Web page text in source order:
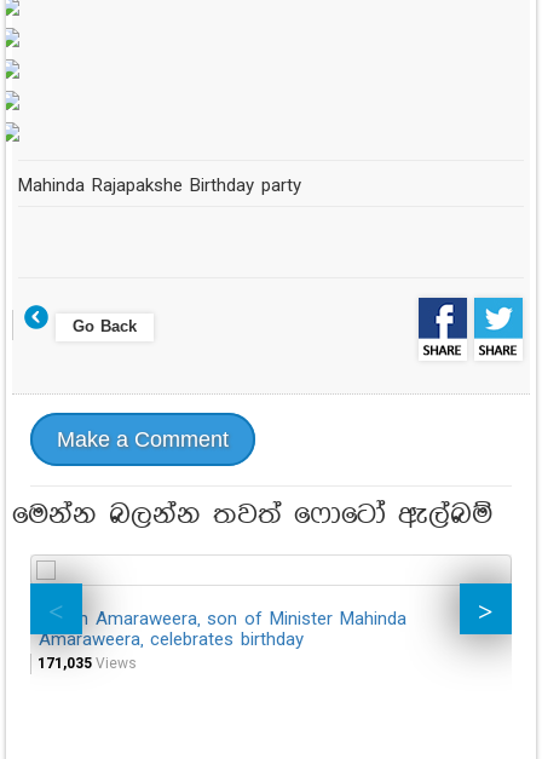
Mahinda Rajapakshe Birthday party
Go Back
Make a Comment
මෙන්න බලන්න තවත් ෆොටෝ ඇල්බම්
Pasan Amaraweera, son of Minister Mahinda
Amaraweera, celebrates birthday
171,035 Views